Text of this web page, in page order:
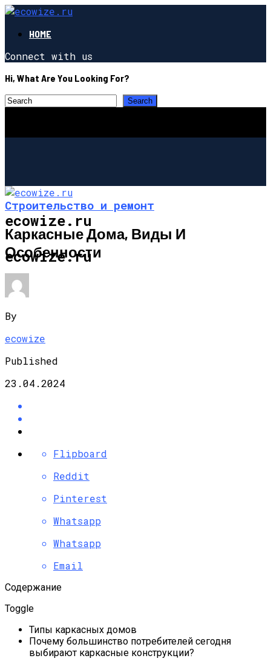
HOME
Connect with us
Hi, What Are You Looking For?
ecowize.ru
ecowize.ru
Строительство и ремонт
Каркасные Дома, Виды И
Особенности
By
ecowize
Published
23.04.2024
Flipboard
Reddit
Pinterest
Whatsapp
Whatsapp
Email
Содержание
Toggle
Типы каркасных домов
Почему большинство потребителей сегодня
выбирают каркасные конструкции?